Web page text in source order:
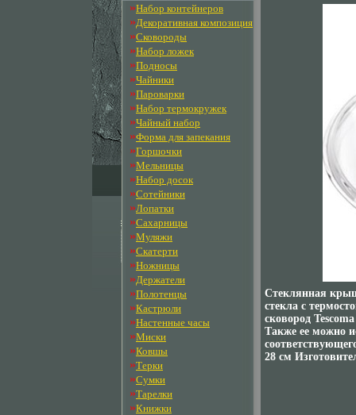
»Набор контейнеров
»Декоративная композиция
»Сковороды
»Набор ложек
»Подносы
»Чайники
»Пароварки
»Набор термокружек
»Чайный набор
»Форма для запекания
»Горшочки
»Мельницы
»Набор досок
»Сотейники
»Лопатки
»Сахарницы
»Муляжи
»Скатерти
»Ножницы
»Держатели
»Полотенцы
»Кастрюли
»Настенные часы
»Миски
»Ковшы
»Терки
»Сумки
»Тарелки
»Книжки
Стеклянная
стекла с
сковород
Также ее можно
28 см